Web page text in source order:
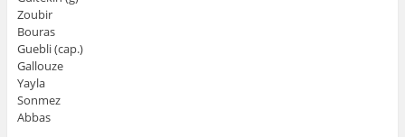
Zoubir
Bouras
Guebli (cap.)
Gallouze
Yayla
Sonmez
Abbas